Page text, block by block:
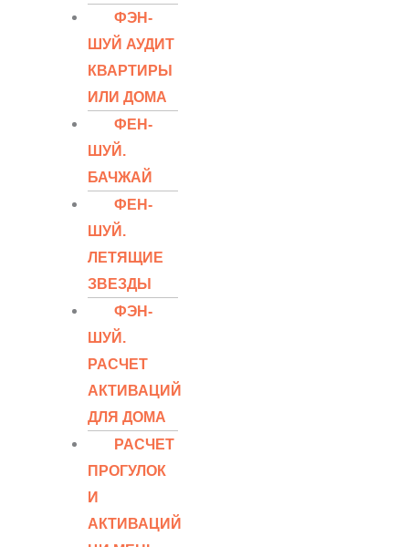
ФЭН-
ШУЙ АУДИТ
КВАРТИРЫ
ИЛИ ДОМА
ФЕН-
ШУЙ.
БАЧЖАЙ
ФЕН-
ШУЙ.
ЛЕТЯЩИЕ
ЗВЕЗДЫ
ФЭН-
ШУЙ.
РАСЧЕТ
АКТИВАЦИЙ
ДЛЯ ДОМА
РАСЧЕТ
ПРОГУЛОК
И
АКТИВАЦИЙ